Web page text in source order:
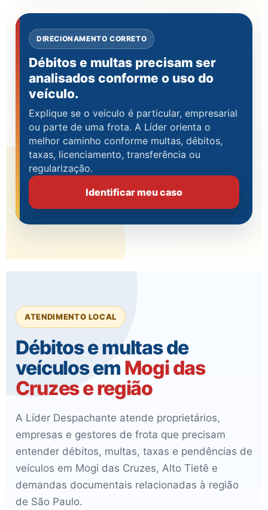
DIRECIONAMENTO CORRETO
Débitos e multas precisam ser
analisados conforme o uso do
veículo.
Explique se o veículo é particular, empresarial
ou parte de uma frota. A Líder orienta o
melhor caminho conforme multas, débitos,
taxas, licenciamento, transferência ou
regularização.
Identificar meu caso
ATENDIMENTO LOCAL
Débitos e multas de
veículos em Mogi das
Cruzes e região
A Líder Despachante atende proprietários,
empresas e gestores de frota que precisam
entender débitos, multas, taxas e pendências de
veículos em Mogi das Cruzes, Alto Tietê e
demandas documentais relacionadas à região
de São Paulo.